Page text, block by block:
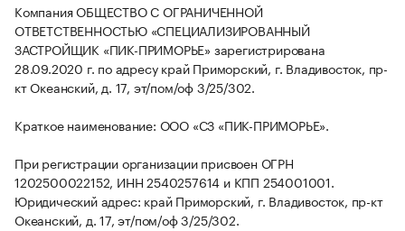
Компания ОБЩЕСТВО С ОГРАНИЧЕННОЙ
ОТВЕТСТВЕННОСТЬЮ «СПЕЦИАЛИЗИРОВАННЫЙ
ЗАСТРОЙЩИК «ПИК-ПРИМОРЬЕ» зарегистрирована
28.09.2020 г. по адресу край Приморский, г. Владивосток, пр-
кт Океанский, д. 17, эт/пом/оф 3/25/302.
Краткое наименование: ООО «СЗ «ПИК-ПРИМОРЬЕ».
При регистрации организации присвоен ОГРН
1202500022152, ИНН 2540257614 и КПП 254001001.
Юридический адрес: край Приморский, г. Владивосток, пр-кт
Океанский, д. 17, эт/пом/оф 3/25/302.